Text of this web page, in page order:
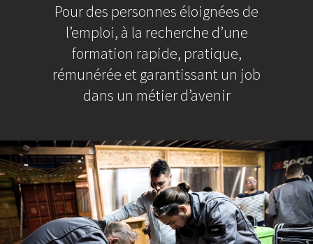
Pour des personnes éloignées de
l’emploi, à la recherche d’une
formation rapide, pratique,
rémunérée et garantissant un job
dans un métier d’avenir